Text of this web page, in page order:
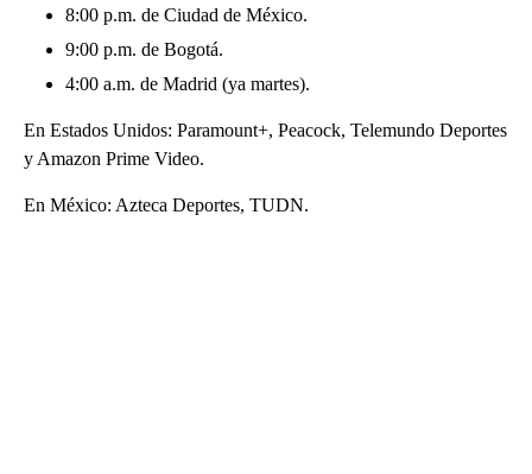
8:00 p.m. de Ciudad de México.
9:00 p.m. de Bogotá.
4:00 a.m. de Madrid (ya martes).
En Estados Unidos: Paramount+, Peacock, Telemundo Deportes
y Amazon Prime Video.
En México: Azteca Deportes, TUDN.